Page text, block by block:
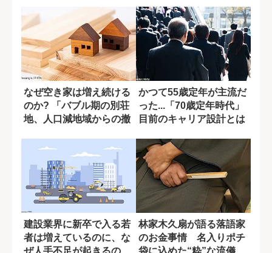
なぜ空き家は増え続ける
のか? 「バブル期の別荘
地、人口減地域からの撤
かつて55歳定年が主流だ
った...「70歳定年時代」
目前のキャリア設計とは
建設業界に新卒で入る若
者は増えているのに、な
林家木久扇が語る落語家
のお金事情 名入りポチ